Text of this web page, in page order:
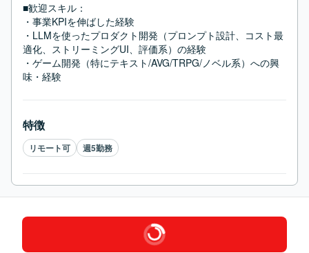
■歓迎スキル：
・事業KPIを伸ばした経験
・LLMを使ったプロダクト開発（プロンプト設計、コスト最
適化、ストリーミングUI、評価系）の経験
・ゲーム開発（特にテキスト/AVG/TRPG/ノベル系）への興
味・経験
特徴
リモート可 週5勤務